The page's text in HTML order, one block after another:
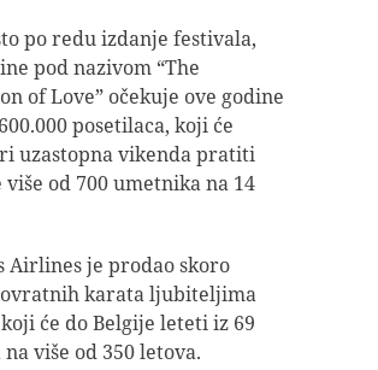
po redu izdanje festivala,
pod nazivom “The
of Love” očekuje ove godine
posetilaca, koji će
uzastopna vikenda pratiti
više od 700 umetnika na 14
Airlines je prodao skoro
karata ljubiteljima
će do Belgije leteti iz 69
više od 350 letova.